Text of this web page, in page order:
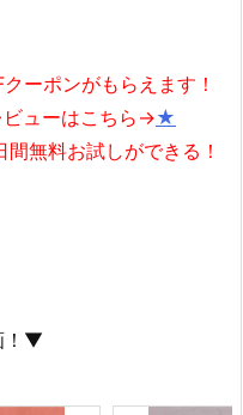
ーポンがもらえます！
ビューはこちら→★
間無料お試しができる！
！▼